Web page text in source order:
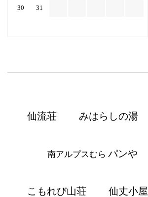
30 31
仙流荘 みはらしの湯
南アルプスむら パンや
こもれび山荘 仙丈小屋